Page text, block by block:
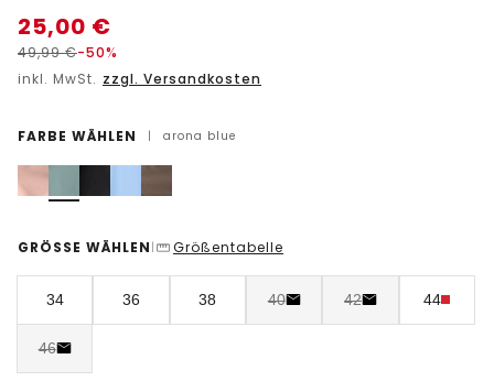
25,00 €
49,99€-50%
inkl. MwSt. zzgl. Versandkosten
FARBE WÄHLEN | arona blue
GRÖSSE WÄHLEN | Größentabelle
34 36 38 40 42 44
46